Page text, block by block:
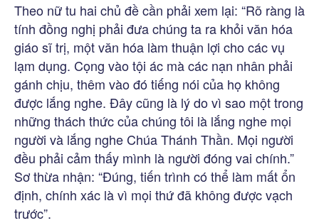
Theo nữ tu hai chủ đề cần phải xem lại: “Rõ ràng là
tính đồng nghị phải đưa chúng ta ra khỏi văn hóa
giáo sĩ trị, một văn hóa làm thuận lợi cho các vụ
lạm dụng. Cọng vào tội ác mà các nạn nhân phải
gánh chịu, thêm vào đó tiếng nói của họ không
được lắng nghe. Đây cũng là lý do vì sao một trong
những thách thức của chúng tôi là lắng nghe mọi
người và lắng nghe Chúa Thánh Thần. Mọi người
đều phải cảm thấy mình là người đóng vai chính.”
Sơ thừa nhận: “Đúng, tiến trình có thể làm mất ổn
định, chính xác là vì mọi thứ đã không được vạch
trước”.